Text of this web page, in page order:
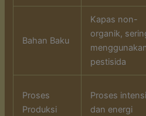
Bahan Baku
Kapas non-
organik,
pestisida
Proses
Produksi
Proses
dan energi